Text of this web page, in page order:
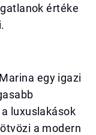
értéke
egy igazi
luxuslakások
a modern